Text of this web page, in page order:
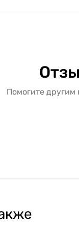
Помогите другим